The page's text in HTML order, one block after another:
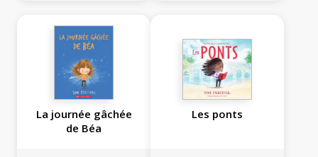
La journée gâchée
de Béa
Les ponts